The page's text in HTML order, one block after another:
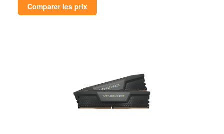
Comparer les prix